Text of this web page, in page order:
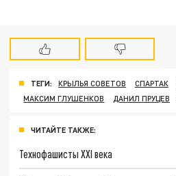
ТЕГИ: КРЫЛЬЯ СОВЕТОВ СПАРТАК
МАКСИМ ГЛУШЕНКОВ
ДАНИЛ ПРУЦЕВ
ЧИТАЙТЕ ТАКЖЕ:
Технофашисты XXI века